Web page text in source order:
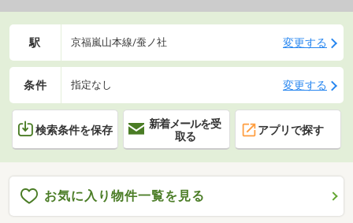
駅 京福嵐山本線/蚕ノ社 変更する
条件 指定なし 変更する
検索条件を保存
新着メールを受
取る
アプリで探す
お気に入り物件一覧を見る